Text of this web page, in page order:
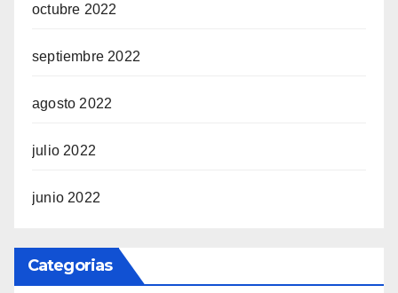
octubre 2022
septiembre 2022
agosto 2022
julio 2022
junio 2022
Categorias